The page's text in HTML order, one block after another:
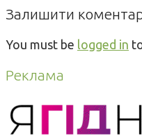
Залишити
You must be logged in
Реклама